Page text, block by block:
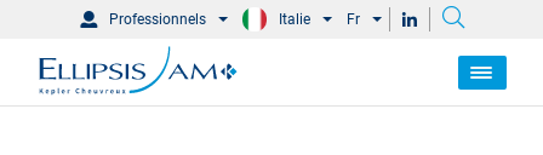
Professionnels Italie Fr